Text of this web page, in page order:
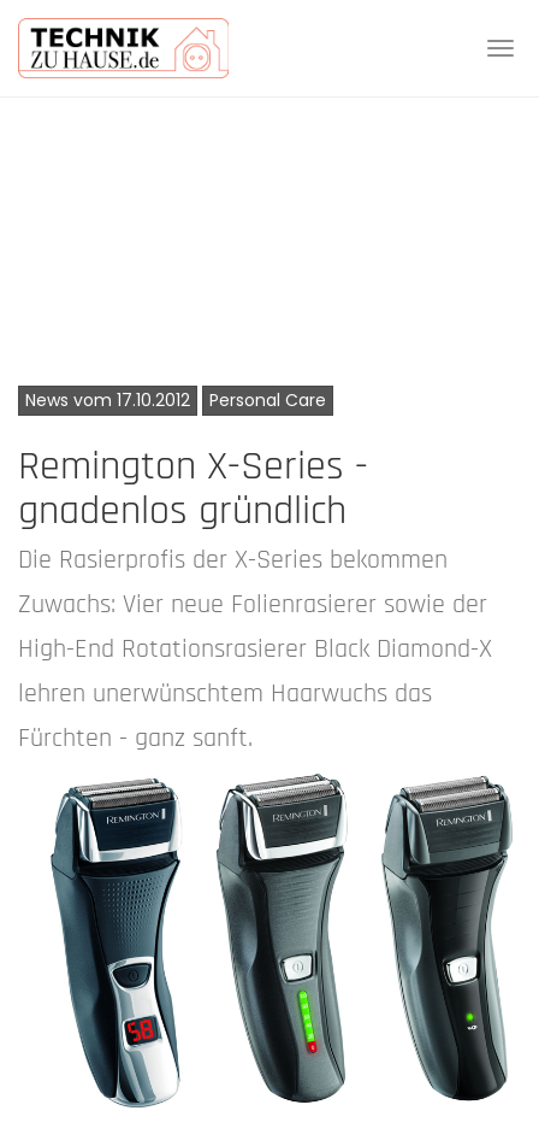
News vom 17.10.2012 Personal Care
Remington X-Series -
gnadenlos gründlich
Die Rasierprofis der X-Series bekommen
Zuwachs: Vier neue Folienrasierer sowie der
High-End Rotationsrasierer Black Diamond-X
lehren unerwünschtem Haarwuchs das
Fürchten - ganz sanft.